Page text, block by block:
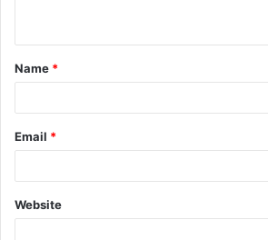
t
*
Name *
Email *
Website